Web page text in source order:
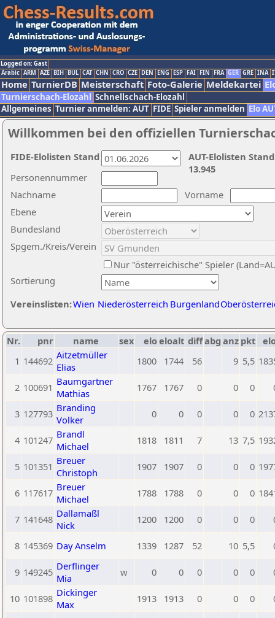
Logged on: Gast
Arabic ARM AZE BIH BUL CAT CHN CRO CZE DEN ENG ESP FAI FIN FRA GER GRE INA
Home TurnierDB Meisterschaft Foto-Galerie Meldekartei
Turnierschach-Elozahl Schnellschach-Elozahl
Allgemeines Turnier anmelden: AUT FIDE Spieler anmelden Elo
Willkommen bei den offiziellen
Nachname
Vorname
Ebene
Sortierung
Personennummer
Bundesland
Spgem./Kreis/Verein
Nur "österreichische" Spieler
Vereinslisten:Wien Niederösterreich Burgenland
AUT-Elolisten
13.945
FIDE-Elolisten Stand
Nr. pnr name sex eloeloalt diffabg anz pkt
1 144692 Aitzetmüller
Elias
1800 1744 56 9 5,5
2 100691 Baumgartner
Mathias
1767 1767 0 0 0
3 127793 Branding
Volker
0 0 0 0 0
4 101247 Brandl
Michael
1818 1811 7 13 7,5
5 101351 Breuer
Christoph
1907 1907 0 0 0
6 117617 Breuer
Michael
1788 1788 0 0 0
7 141648 Dallamaßl
Nick
1200 1200 0 0 0
8 145369 Day Anselm 1339 1287 52 10 5,5
9 149245 Derflinger
Mia
w 0 0 0 0 0
10 101898 Dickinger
Max
1913 1913 0 0 0